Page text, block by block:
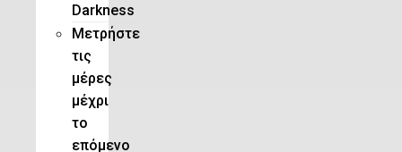
Darkness
Μετρήστε
τις
μέρες
μέχρι
το
επόμενο